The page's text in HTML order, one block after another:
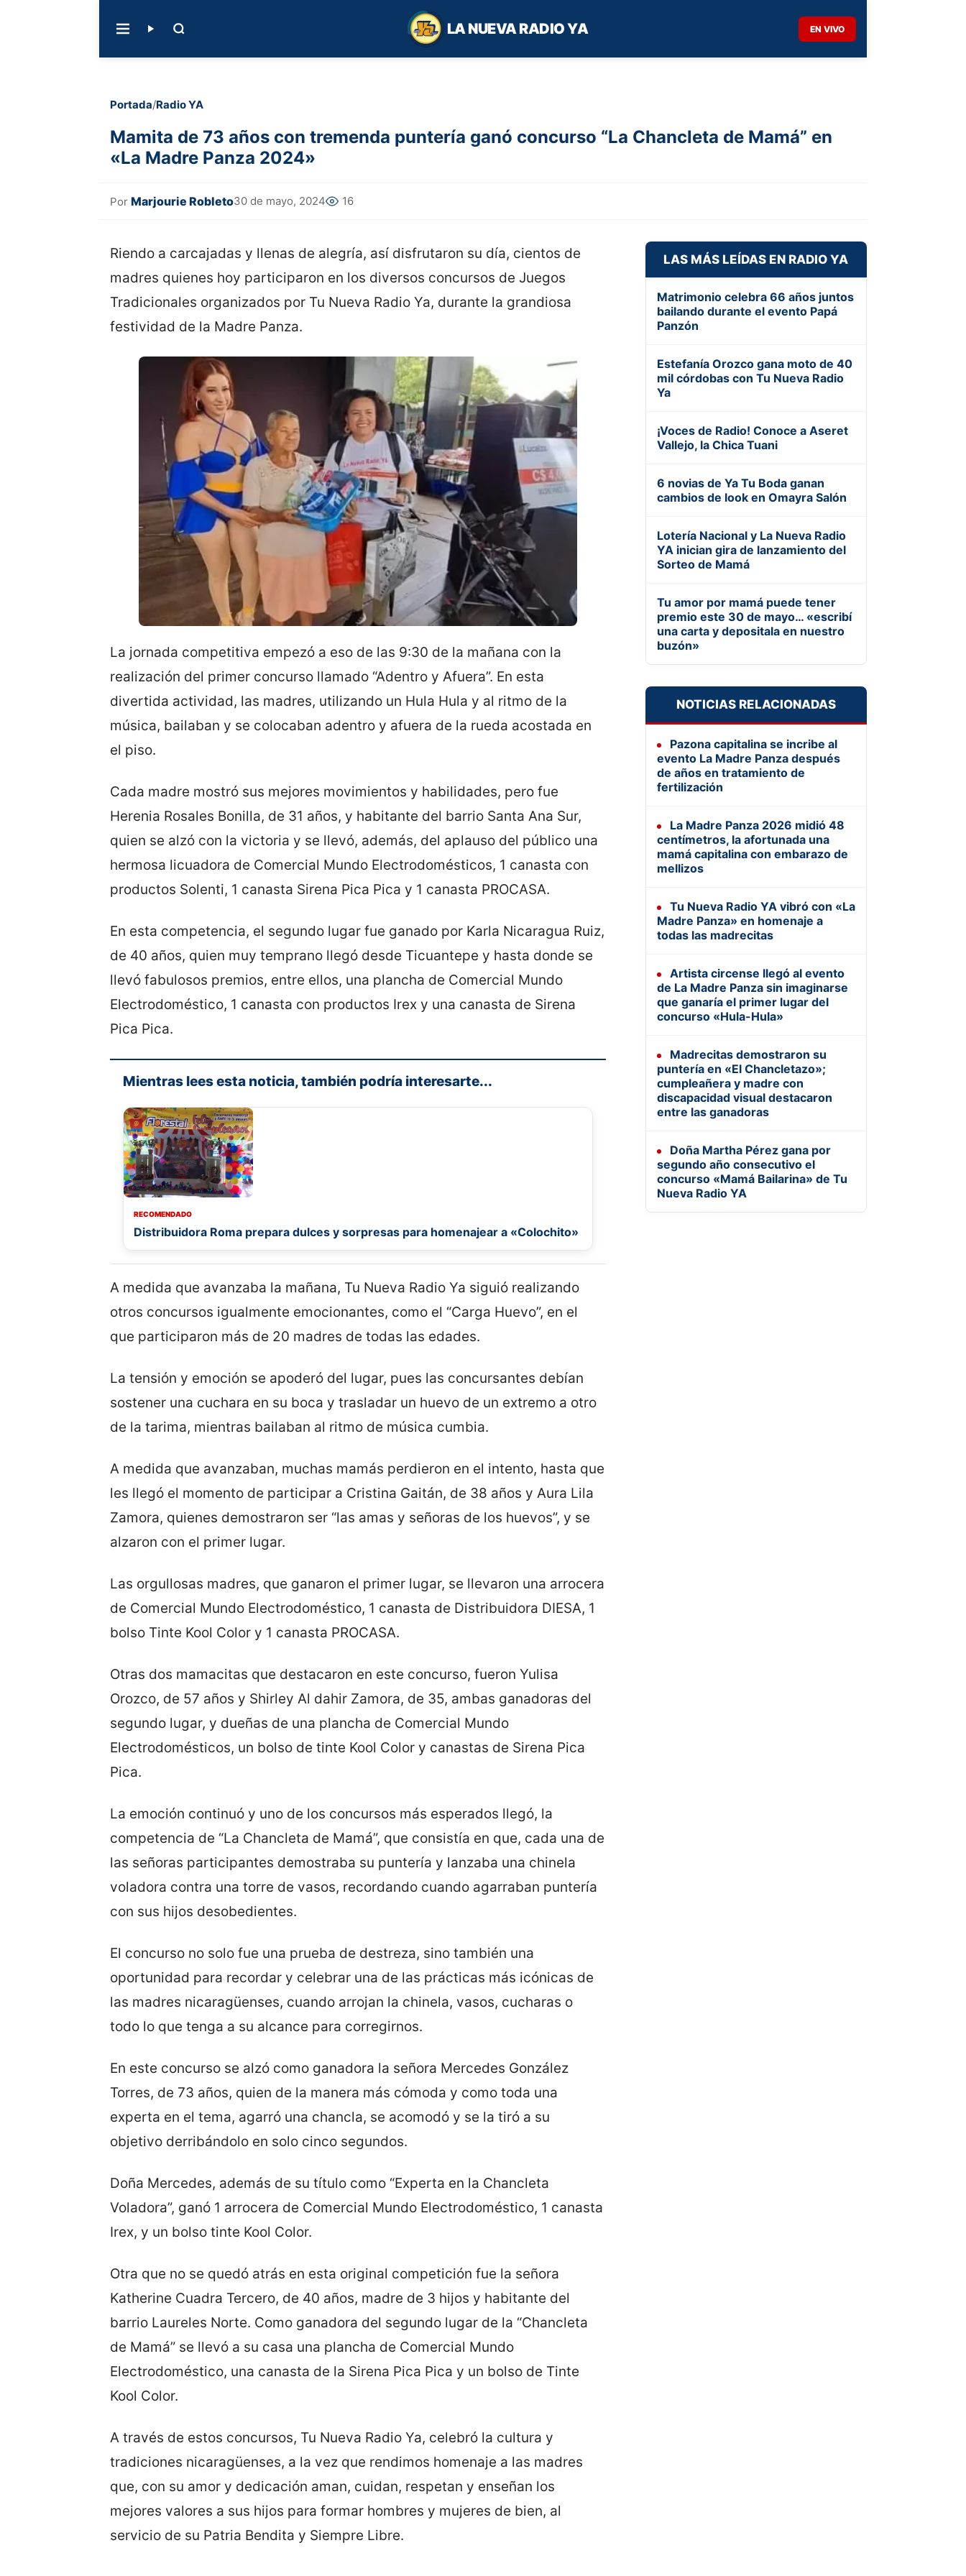
LA NUEVA RADIO YA EN VIVO
Portada/Radio YA
Mamita de 73 años con tremenda puntería ganó concurso “La Chancleta de Mamá” en
«La Madre Panza 2024»
Por Marjourie Robleto30 de mayo, 2024 16
Riendo a carcajadas y llenas de alegría, así disfrutaron su día, cientos de
madres quienes hoy participaron en los diversos concursos de Juegos
Tradicionales organizados por Tu Nueva Radio Ya, durante la grandiosa
festividad de la Madre Panza.
La jornada competitiva empezó a eso de las 9:30 de la mañana con la
realización del primer concurso llamado “Adentro y Afuera”. En esta
divertida actividad, las madres, utilizando un Hula Hula y al ritmo de la
música, bailaban y se colocaban adentro y afuera de la rueda acostada en
el piso.
Cada madre mostró sus mejores movimientos y habilidades, pero fue
Herenia Rosales Bonilla, de 31 años, y habitante del barrio Santa Ana Sur,
quien se alzó con la victoria y se llevó, además, del aplauso del público una
hermosa licuadora de Comercial Mundo Electrodomésticos, 1 canasta con
productos Solenti, 1 canasta Sirena Pica Pica y 1 canasta PROCASA.
En esta competencia, el segundo lugar fue ganado por Karla Nicaragua Ruiz,
de 40 años, quien muy temprano llegó desde Ticuantepe y hasta donde se
llevó fabulosos premios, entre ellos, una plancha de Comercial Mundo
Electrodoméstico, 1 canasta con productos Irex y una canasta de Sirena
Pica Pica.
Mientras lees esta noticia, también podría interesarte...
RECOMENDADO
Distribuidora Roma prepara dulces y sorpresas para homenajear a «Colochito»
A medida que avanzaba la mañana, Tu Nueva Radio Ya siguió realizando
otros concursos igualmente emocionantes, como el “Carga Huevo”, en el
que participaron más de 20 madres de todas las edades.
La tensión y emoción se apoderó del lugar, pues las concursantes debían
sostener una cuchara en su boca y trasladar un huevo de un extremo a otro
de la tarima, mientras bailaban al ritmo de música cumbia.
A medida que avanzaban, muchas mamás perdieron en el intento, hasta que
les llegó el momento de participar a Cristina Gaitán, de 38 años y Aura Lila
Zamora, quienes demostraron ser “las amas y señoras de los huevos”, y se
alzaron con el primer lugar.
Las orgullosas madres, que ganaron el primer lugar, se llevaron una arrocera
de Comercial Mundo Electrodoméstico, 1 canasta de Distribuidora DIESA, 1
bolso Tinte Kool Color y 1 canasta PROCASA.
Otras dos mamacitas que destacaron en este concurso, fueron Yulisa
Orozco, de 57 años y Shirley Al dahir Zamora, de 35, ambas ganadoras del
segundo lugar, y dueñas de una plancha de Comercial Mundo
Electrodomésticos, un bolso de tinte Kool Color y canastas de Sirena Pica
Pica.
La emoción continuó y uno de los concursos más esperados llegó, la
competencia de “La Chancleta de Mamá”, que consistía en que, cada una de
las señoras participantes demostraba su puntería y lanzaba una chinela
voladora contra una torre de vasos, recordando cuando agarraban puntería
con sus hijos desobedientes.
El concurso no solo fue una prueba de destreza, sino también una
oportunidad para recordar y celebrar una de las prácticas más icónicas de
las madres nicaragüenses, cuando arrojan la chinela, vasos, cucharas o
todo lo que tenga a su alcance para corregirnos.
En este concurso se alzó como ganadora la señora Mercedes González
Torres, de 73 años, quien de la manera más cómoda y como toda una
experta en el tema, agarró una chancla, se acomodó y se la tiró a su
objetivo derribándolo en solo cinco segundos.
Doña Mercedes, además de su título como “Experta en la Chancleta
Voladora”, ganó 1 arrocera de Comercial Mundo Electrodoméstico, 1 canasta
Irex, y un bolso tinte Kool Color.
Otra que no se quedó atrás en esta original competición fue la señora
Katherine Cuadra Tercero, de 40 años, madre de 3 hijos y habitante del
barrio Laureles Norte. Como ganadora del segundo lugar de la “Chancleta
de Mamá” se llevó a su casa una plancha de Comercial Mundo
Electrodoméstico, una canasta de la Sirena Pica Pica y un bolso de Tinte
Kool Color.
A través de estos concursos, Tu Nueva Radio Ya, celebró la cultura y
tradiciones nicaragüenses, a la vez que rendimos homenaje a las madres
que, con su amor y dedicación aman, cuidan, respetan y enseñan los
mejores valores a sus hijos para formar hombres y mujeres de bien, al
servicio de su Patria Bendita y Siempre Libre.
LAS MÁS LEÍDAS EN RADIO YA
Matrimonio celebra 66 años juntos
bailando durante el evento Papá
Panzón
Estefanía Orozco gana moto de 40
mil córdobas con Tu Nueva Radio
Ya
¡Voces de Radio! Conoce a Aseret
Vallejo, la Chica Tuani
6 novias de Ya Tu Boda ganan
cambios de look en Omayra Salón
Lotería Nacional y La Nueva Radio
YA inician gira de lanzamiento del
Sorteo de Mamá
Tu amor por mamá puede tener
premio este 30 de mayo… «escribí
una carta y depositala en nuestro
buzón»
NOTICIAS RELACIONADAS
Pazona capitalina se incribe al
evento La Madre Panza después
de años en tratamiento de
fertilización
La Madre Panza 2026 midió 48
centímetros, la afortunada una
mamá capitalina con embarazo de
mellizos
Tu Nueva Radio YA vibró con «La
Madre Panza» en homenaje a
todas las madrecitas
Artista circense llegó al evento
de La Madre Panza sin imaginarse
que ganaría el primer lugar del
concurso «Hula-Hula»
Madrecitas demostraron su
puntería en «El Chancletazo»;
cumpleañera y madre con
discapacidad visual destacaron
entre las ganadoras
Doña Martha Pérez gana por
segundo año consecutivo el
concurso «Mamá Bailarina» de Tu
Nueva Radio YA